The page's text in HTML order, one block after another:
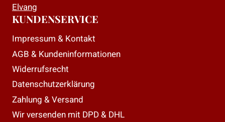
Elvang
KUNDENSERVICE
Impressum & Kontakt
AGB & Kundeninformationen
Widerrufsrecht
Datenschutzerklärung
Zahlung & Versand
Wir versenden mit DPD & DHL